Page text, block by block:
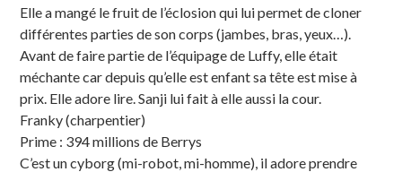
Elle a mangé le fruit de l’éclosion qui lui permet de cloner
différentes parties de son corps (jambes, bras, yeux…).
Avant de faire partie de l’équipage de Luffy, elle était
méchante car depuis qu’elle est enfant sa tête est mise à
prix. Elle adore lire. Sanji lui fait à elle aussi la cour.
Franky (charpentier)
Prime : 394 millions de Berrys
C’est un cyborg (mi-robot, mi-homme), il adore prendre